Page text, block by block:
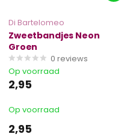
Di Bartelomeo
Zweetbandjes Neon
Groen
0 reviews
Op voorraad
2,95
Op voorraad
2,95